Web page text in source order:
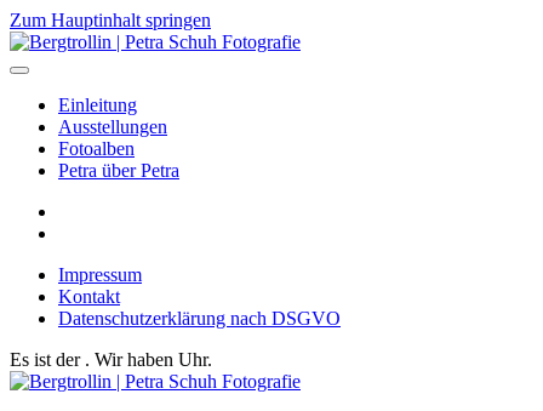
Zum Hauptinhalt springen
Einleitung
Ausstellungen
Fotoalben
Petra über Petra
Impressum
Kontakt
Datenschutzerklärung nach DSGVO
Es ist der . Wir haben Uhr.